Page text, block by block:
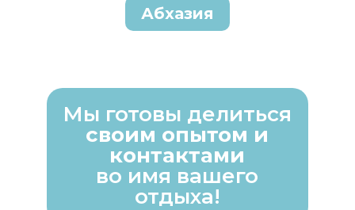
Абхазия
Мы готовы делиться
своим опытом и
контактами
во имя вашего
отдыха!